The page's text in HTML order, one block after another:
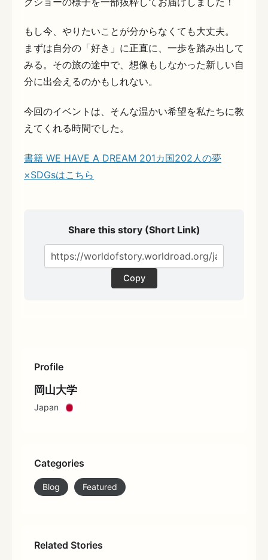
Profile
岡山大学
Japan
Categories
Blog Featured
Related Stories
もし今、やりたいことが分からなくても大丈夫。
まずは自分の「好き」に正直に、一歩を踏み出して
みる。その旅の途中で、想像もしなかった新しい自
分に出会えるのかもしれない。
今回のイベントは、そんな温かい希望を私たちに教
えてくれる時間でした。
書籍 WE HAVE A DREAM 201カ国202人の夢
×SDGsはこちら
Share this story (Short Link)
Copy